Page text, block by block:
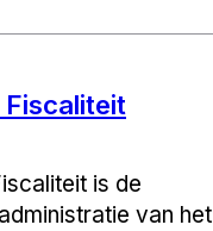
Fiscaliteit
is de
van het